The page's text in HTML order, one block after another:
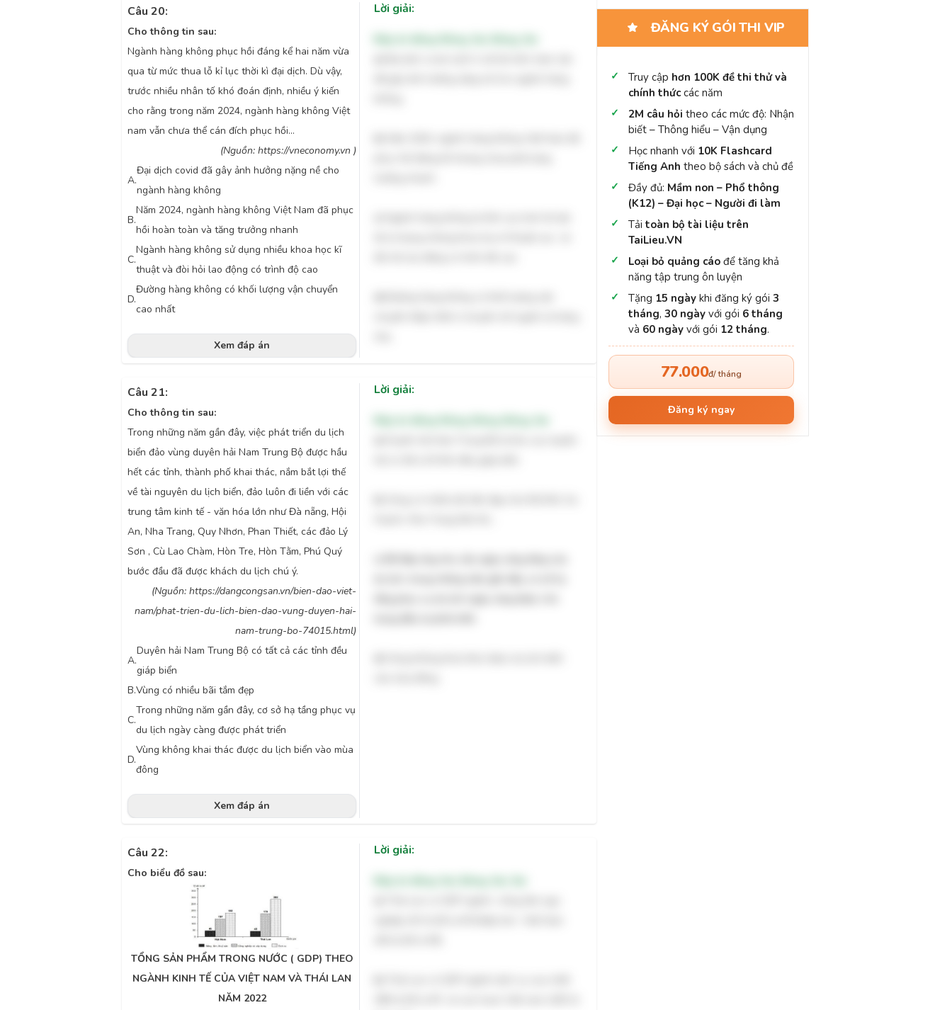
Câu 20:
Cho thông tin sau:
Ngành hàng không phục hồi đáng kể hai năm vừa
qua từ mức thua lỗ kỉ lục thời kì đại dịch. Dù vậy,
trước nhiều nhân tố khó đoán định, nhiều ý kiến
cho rằng trong năm 2024, ngành hàng không Việt
nam vẫn chưa thể cán đích phục hồi…
(Nguồn: https://vneconomy.vn )
A.
Đại dịch covid đã gây ảnh hưởng nặng nề cho
ngành hàng không
B.
Năm 2024, ngành hàng không Việt Nam đã phục
hồi hoàn toàn và tăng trưởng nhanh
C.
Ngành hàng không sử dụng nhiều khoa học kĩ
thuật và đòi hỏi lao động có trình độ cao
D.
Đường hàng không có khối lượng vận chuyển
cao nhất
Xem đáp án
Lời giải:
Câu 21:
Cho thông tin sau:
Trong những năm gần đây, việc phát triển du lịch
biển đảo vùng duyên hải Nam Trung Bộ được hầu
hết các tỉnh, thành phố khai thác, nắm bắt lợi thế
về tài nguyên du lịch biển, đảo luôn đi liền với các
trung tâm kinh tế - văn hóa lớn như Đà nẵng, Hội
An, Nha Trang, Quy Nhơn, Phan Thiết, các đảo Lý
Sơn , Cù Lao Chàm, Hòn Tre, Hòn Tằm, Phú Quý
bước đầu đã được khách du lịch chú ý.
(Nguồn: https://dangcongsan.vn/bien-dao-viet-
nam/phat-trien-du-lich-bien-dao-vung-duyen-hai-
nam-trung-bo-74015.html)
A.
Duyên hải Nam Trung Bộ có tất cả các tỉnh đều
giáp biển
B.Vùng có nhiều bãi tắm đẹp
C.
Trong những năm gần đây, cơ sở hạ tầng phục vụ
du lịch ngày càng được phát triển
D.
Vùng không khai thác được du lịch biển vào mùa
đông
Xem đáp án
Lời giải:
Câu 22:
Cho biểu đồ sau:
TỔNG SẢN PHẨM TRONG NƯỚC ( GDP) THEO
NGÀNH KINH TẾ CỦA VIỆT NAM VÀ THÁI LAN
NĂM 2022
Lời giải:
ĐĂNG KÝ GÓI THI VIP
Truy cập hơn 100K đề thi thử và
chính thứccác năm
2M câu hỏi theo các mức độ: Nhận
biết – Thông hiểu – Vận dụng
Học nhanh với 10K Flashcard
Tiếng Anh theo bộ sách và chủ đề
Đầy đủ: Mầm non – Phổ thông
(K12) – Đại học – Người đi làm
Tải toàn bộ tài liệu trên
TaiLieu.VN
Loại bỏ quảng cáo để tăng khả
năng tập trung ôn luyện
Tặng 15 ngày khi đăng ký gói 3
tháng, 30 ngày với gói 6 tháng
và 60 ngày với gói 12 tháng.
77.000đ/ tháng
Đăng ký ngay